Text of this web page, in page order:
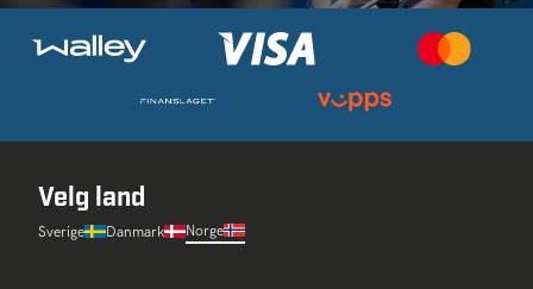
Velg land
Sverige Danmark Norge